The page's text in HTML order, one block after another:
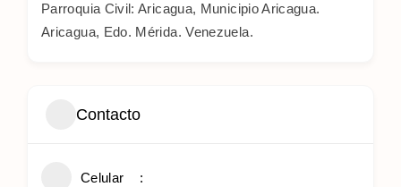
Parroquia Civil: Aricagua, Municipio Aricagua.
Aricagua, Edo. Mérida. Venezuela.
Contacto
Celular